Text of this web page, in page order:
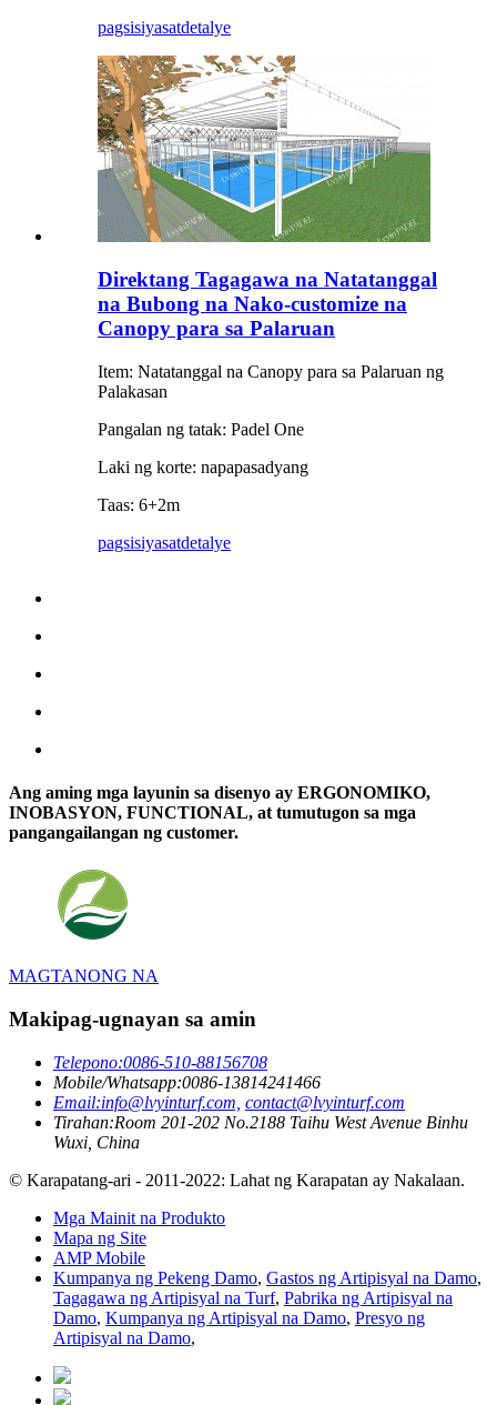
pagsisiyasatdetalye
Direktang Tagagawa na Natatanggal
na Bubong na Nako-customize na
Canopy para sa Palaruan
Item: Natatanggal na Canopy para sa Palaruan ng
Palakasan
Pangalan ng tatak: Padel One
Laki ng korte: napapasadyang
Taas: 6+2m
pagsisiyasatdetalye
Ang aming mga layunin sa disenyo ay ERGONOMIKO,
INOBASYON, FUNCTIONAL, at tumutugon sa mga
pangangailangan ng customer.
MAGTANONG NA
Makipag-ugnayan sa amin
Telepono:0086-510-88156708
Mobile/Whatsapp:0086-13814241466
Email:info@lvyinturf.com, contact@lvyinturf.com
Tirahan:Room 201-202 No.2188 Taihu West Avenue Binhu
Wuxi, China
© Karapatang-ari - 2011-2022: Lahat ng Karapatan ay Nakalaan.
Mga Mainit na Produkto
Mapa ng Site
AMP Mobile
Kumpanya ng Pekeng Damo, Gastos ng Artipisyal na Damo,
Tagagawa ng Artipisyal na Turf, Pabrika ng Artipisyal na
Damo, Kumpanya ng Artipisyal na Damo, Presyo ng
Artipisyal na Damo,